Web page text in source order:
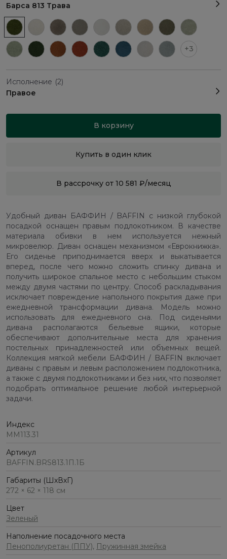
Барса 813 Трава
+3
Исполнение (2)
Правое
В корзину
Купить в один клик
В рассрочку от 10 581 ₽/месяц
Удобный диван БАФФИН / BAFFIN с низкой глубокой
посадкой оснащен правым подлокотником. В качестве
материала обивки в нем используется нежный
микровелюр. Диван оснащен механизмом «Еврокнижка».
Его сиденье приподнимается вверх и выкатывается
вперед, после чего можно сложить спинку дивана и
получить широкое спальное место с небольшим стыком
между двумя частями по центру. Способ раскладывания
исключает повреждение напольного покрытия даже при
ежедневной трансформации дивана. Модель можно
использовать для ежедневного сна. Под сиденьями
дивана располагаются бельевые ящики, которые
обеспечивают дополнительные места для хранения
постельных принадлежностей или объемных вещей.
Коллекция мягкой мебели БАФФИН / BAFFIN включает
диваны с правым и левым расположением подлокотника,
а также с двумя подлокотниками и без них, что позволяет
подобрать оптимальное решение любой интерьерной
задачи.
Индекс
ММ113.31
Артикул
BAFFIN.BRS813.1П.1Б
Габариты (ШхВхГ)
272 × 62 × 118 см
Цвет
Зеленый
Наполнение посадочного места
Пенополиуретан (ППУ), Пружинная змейка